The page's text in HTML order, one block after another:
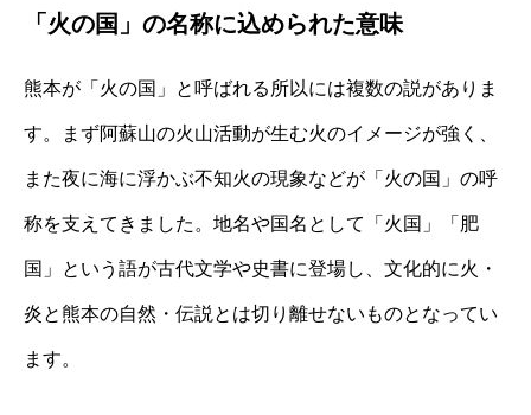
「火の国」の名称に込められた意味
熊本が「火の国」と呼ばれる所以には複数の説がありま
す。まず阿蘇山の火山活動が生む火のイメージが強く、
また夜に海に浮かぶ不知火の現象などが「火の国」の呼
称を支えてきました。地名や国名として「火国」「肥
国」という語が古代文学や史書に登場し、文化的に火・
炎と熊本の自然・伝説とは切り離せないものとなってい
ます。